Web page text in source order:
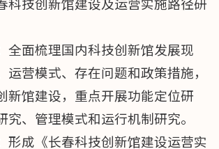
全面梳理国内科技创新馆发展现
运营模式、存在问题和政策措施，
新馆建设，重点开展功能定位研
究、管理模式和运行机制研究。
形成《长春科技创新馆建设运营实